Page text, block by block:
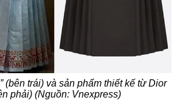
(bên trái) và sản phẩm thiết kế từ Dior
phải) (Nguồn: Vnexpress)